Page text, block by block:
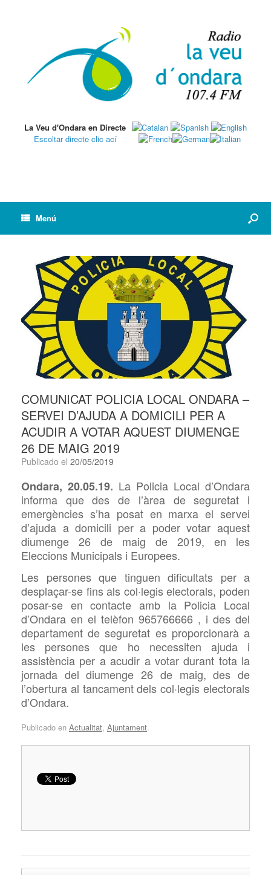
La Veu d'Ondara en Directe
Escoltar directe clic ací
Menú
COMUNICAT POLICIA LOCAL ONDARA –
SERVEI D’AJUDA A DOMICILI PER A
ACUDIR A VOTAR AQUEST DIUMENGE
26 DE MAIG 2019
Publicado el 20/05/2019
Ondara, 20.05.19. La Policia Local d’Ondara
informa que des de l’àrea de seguretat i
emergències s’ha posat en marxa el servei
d’ajuda a domicili per a poder votar aquest
diumenge 26 de maig de 2019, en les
Eleccions Municipals i Europees.
Les persones que tinguen dificultats per a
desplaçar-se fins als col·legis electorals, poden
posar-se en contacte amb la Policia Local
d’Ondara en el telèfon 965766666 , i des del
departament de seguretat es proporcionarà a
les persones que ho necessiten ajuda i
assistència per a acudir a votar durant tota la
jornada del diumenge 26 de maig, des de
l’obertura al tancament dels col·legis electorals
d’Ondara.
Publicado en Actualitat, Ajuntament.